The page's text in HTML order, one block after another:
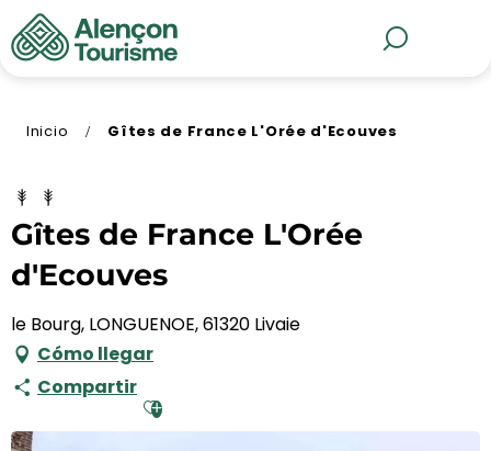
Aller
au
contenu
Inicio Gîtes de France L'Orée d'Ecouves
Gîtes de France L'Orée
d'Ecouves
le Bourg, LONGUENOE, 61320 Livaie
Cómo llegar
Compartir Ajouter aux favoris